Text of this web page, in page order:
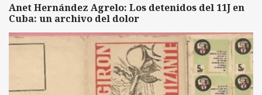
Anet Hernández Agrelo: Los detenidos del 11J en
Cuba: un archivo del dolor